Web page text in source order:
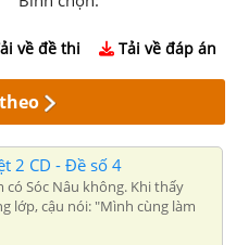
về đề thi Tải về đáp án
2 CD - Đề số 4
Sóc Nâu không. Khi thấy
lớp, cậu nói: "Mình cùng làm